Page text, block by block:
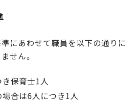
にあわせて職員を以下の通りに
せん。
保育士1人
合は6人につき1人